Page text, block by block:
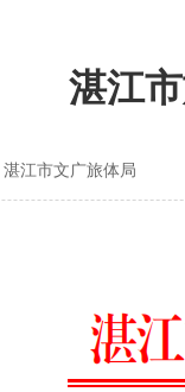
湛江
江市文广旅体局